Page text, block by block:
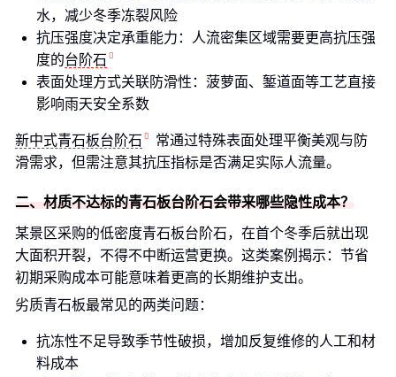
水，减少冬季冻裂风险
抗压强度决定承重能力：人流密集区域需要更高抗压强
度的台阶石
表面处理方式关联防滑性：菠萝面、錾道面等工艺直接
影响雨天安全系数
新中式青石板台阶石
常通过特殊表面处理平衡美观与防
滑需求，但需注意其抗压指标是否满足实际人流量。
二、材质不达标的青石板台阶石会带来哪些隐性成本？
某景区采购的低密度青石板台阶石，在首个冬季后就出现
大面积开裂，不得不中断运营更换。这类案例揭示：节省
初期采购成本可能意味着更高的长期维护支出。
劣质青石板最常见的两类问题：
抗冻性不足导致季节性破损，增加反复维修的人工和材
料成本